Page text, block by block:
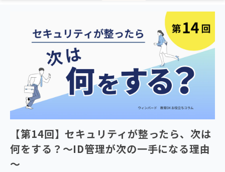
教育DX用語集
お役立ち資料
教育DX お役立ちコラム
【第14回】セキュリティが整ったら、次は
何をする？～ID管理が次の一手になる理由
～